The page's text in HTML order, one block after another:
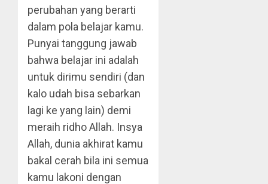
perubahan yang berarti
dalam pola belajar kamu.
Punyai tanggung jawab
bahwa belajar ini adalah
untuk dirimu sendiri (dan
kalo udah bisa sebarkan
lagi ke yang lain) demi
meraih ridho Allah. Insya
Allah, dunia akhirat kamu
bakal cerah bila ini semua
kamu lakoni dengan